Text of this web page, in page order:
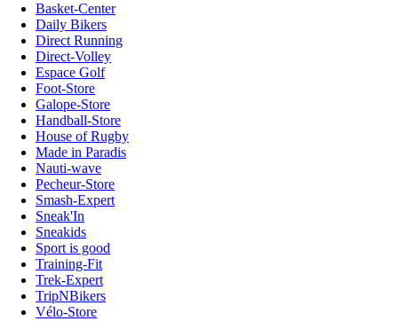
Basket-Center
Daily Bikers
Direct Running
Direct-Volley
Espace Golf
Foot-Store
Galope-Store
Handball-Store
House of Rugby
Made in Paradis
Nauti-wave
Pecheur-Store
Smash-Expert
Sneak'In
Sneakids
Sport is good
Training-Fit
Trek-Expert
TripNBikers
Vélo-Store